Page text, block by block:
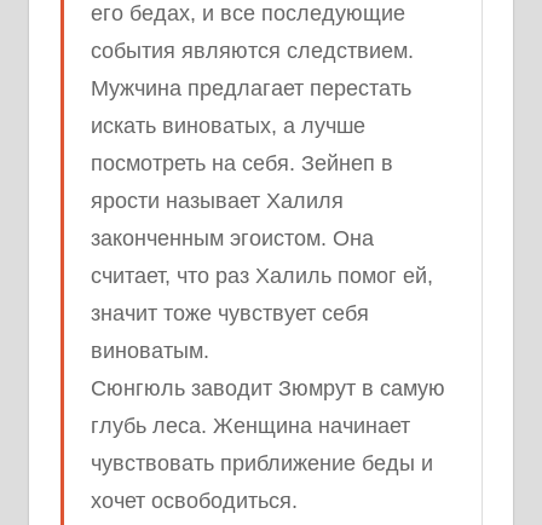
его бедах, и все последующие
события являются следствием.
Мужчина предлагает перестать
искать виноватых, а лучше
посмотреть на себя. Зейнеп в
ярости называет Халиля
законченным эгоистом. Она
считает, что раз Халиль помог ей,
значит тоже чувствует себя
виноватым.
Сюнгюль заводит Зюмрут в самую
глубь леса. Женщина начинает
чувствовать приближение беды и
хочет освободиться.